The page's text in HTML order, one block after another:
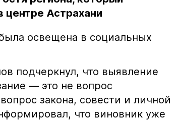
Астрахани
освещена в социальных
подчеркнул, что выявление
— это не вопрос
закона, совести и личной
что виновник уже